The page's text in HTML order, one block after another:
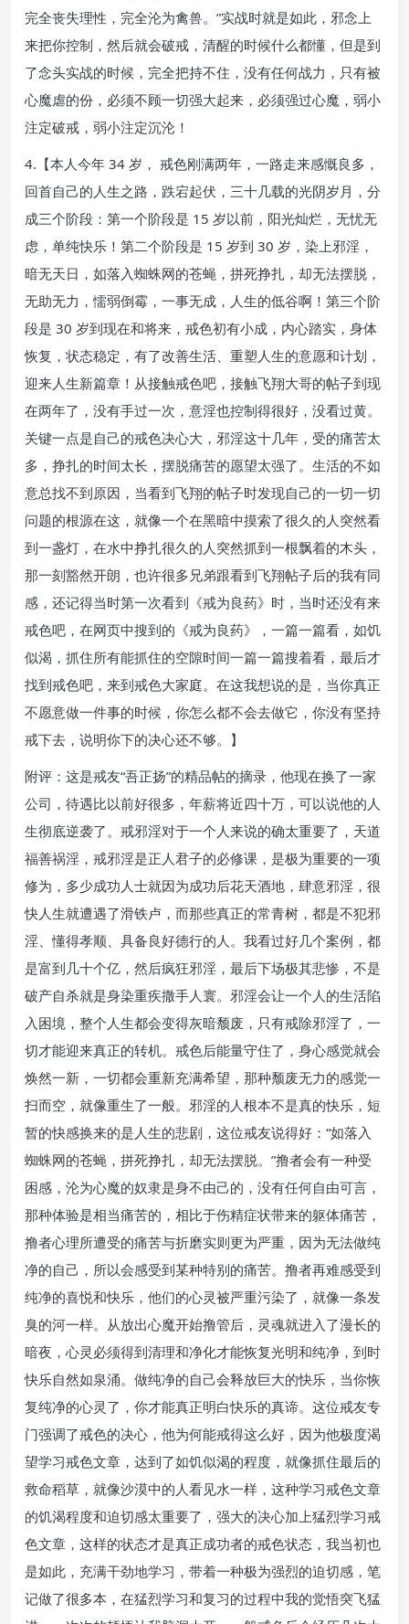
完全丧失理性，完全沦为禽兽。”实战时就是如此，邪念上
来把你控制，然后就会破戒，清醒的时候什么都懂，但是到
了念头实战的时候，完全把持不住，没有任何战力，只有被
心魔虐的份，必须不顾一切强大起来，必须强过心魔，弱小
注定破戒，弱小注定沉沦！
4.【本人今年 34 岁， 戒色刚满两年，一路走来感慨良多，
回首自己的人生之路，跌宕起伏，三十几载的光阴岁月，分
成三个阶段：第一个阶段是 15 岁以前，阳光灿烂，无忧无
虑，单纯快乐！第二个阶段是 15 岁到 30 岁，染上邪淫，
暗无天日，如落入蜘蛛网的苍蝇，拼死挣扎，却无法摆脱，
无助无力，懦弱倒霉，一事无成，人生的低谷啊！第三个阶
段是 30 岁到现在和将来，戒色初有小成，内心踏实，身体
恢复，状态稳定，有了改善生活、重塑人生的意愿和计划，
迎来人生新篇章！从接触戒色吧，接触飞翔大哥的帖子到现
在两年了，没有手过一次，意淫也控制得很好，没看过黄。
关键一点是自己的戒色决心大，邪淫这十几年，受的痛苦太
多，挣扎的时间太长，摆脱痛苦的愿望太强了。生活的不如
意总找不到原因，当看到飞翔的帖子时发现自己的一切一切
问题的根源在这，就像一个在黑暗中摸索了很久的人突然看
到一盏灯，在水中挣扎很久的人突然抓到一根飘着的木头，
那一刻豁然开朗，也许很多兄弟跟看到飞翔帖子后的我有同
感，还记得当时第一次看到《戒为良药》时，当时还没有来
戒色吧，在网页中搜到的《戒为良药》，一篇一篇看，如饥
似渴，抓住所有能抓住的空隙时间一篇一篇搜着看，最后才
找到戒色吧，来到戒色大家庭。在这我想说的是，当你真正
不愿意做一件事的时候，你怎么都不会去做它，你没有坚持
戒下去，说明你下的决心还不够。】
附评：这是戒友“吾正扬”的精品帖的摘录，他现在换了一家
公司，待遇比以前好很多，年薪将近四十万，可以说他的人
生彻底逆袭了。戒邪淫对于一个人来说的确太重要了，天道
福善祸淫，戒邪淫是正人君子的必修课，是极为重要的一项
修为，多少成功人士就因为成功后花天酒地，肆意邪淫，很
快人生就遭遇了滑铁卢，而那些真正的常青树，都是不犯邪
淫、懂得孝顺、具备良好德行的人。我看过好几个案例，都
是富到几十个亿，然后疯狂邪淫，最后下场极其悲惨，不是
破产自杀就是身染重疾撒手人寰。邪淫会让一个人的生活陷
入困境，整个人生都会变得灰暗颓废，只有戒除邪淫了，一
切才能迎来真正的转机。戒色后能量守住了，身心感觉就会
焕然一新，一切都会重新充满希望，那种颓废无力的感觉一
扫而空，就像重生了一般。邪淫的人根本不是真的快乐，短
暂的快感换来的是人生的悲剧，这位戒友说得好：“如落入
蜘蛛网的苍蝇，拼死挣扎，却无法摆脱。”撸者会有一种受
困感，沦为心魔的奴隶是身不由己的，没有任何自由可言，
那种体验是相当痛苦的，相比于伤精症状带来的躯体痛苦，
撸者心理所遭受的痛苦与折磨实则更为严重，因为无法做纯
净的自己，所以会感受到某种特别的痛苦。撸者再难感受到
纯净的喜悦和快乐，他们的心灵被严重污染了，就像一条发
臭的河一样。从放出心魔开始撸管后，灵魂就进入了漫长的
暗夜，心灵必须得到清理和净化才能恢复光明和纯净，到时
快乐自然如泉涌。做纯净的自己会释放巨大的快乐，当你恢
复纯净的心灵了，你才能真正明白快乐的真谛。这位戒友专
门强调了戒色的决心，他为何能戒得这么好，因为他极度渴
望学习戒色文章，达到了如饥似渴的程度，就像抓住最后的
救命稻草，就像沙漠中的人看见水一样，这种学习戒色文章
的饥渴程度和迫切感太重要了，强大的决心加上猛烈学习戒
色文章，这样的状态才是真正成功者的戒色状态，我当初也
是如此，充满干劲地学习，带着一种极为强烈的迫切感，笔
记做了很多本，在猛烈学习和复习的过程中我的觉悟突飞猛